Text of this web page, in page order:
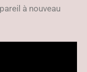
à nouveau